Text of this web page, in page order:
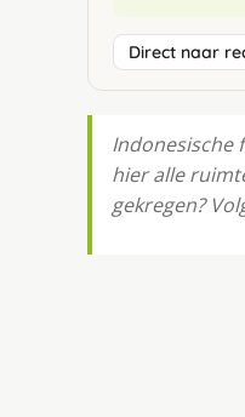
Direct naar
Indonesische
hier alle
gekregen?